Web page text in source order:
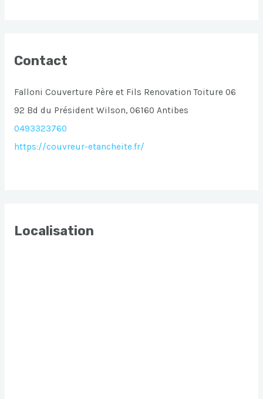
Contact
Falloni Couverture Père et Fils Renovation Toiture 06
92 Bd du Président Wilson, 06160 Antibes
0493323760
https://couvreur-etancheite.fr/
Localisation